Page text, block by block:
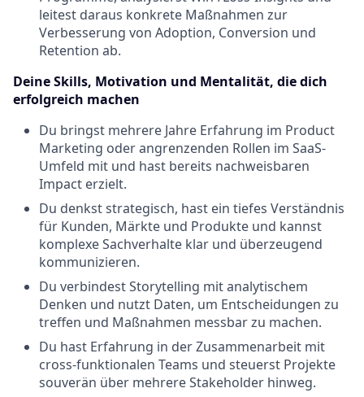
leitest daraus konkrete Maßnahmen zur
Verbesserung von Adoption, Conversion und
Retention ab.
Deine Skills, Motivation und Mentalität, die dich
erfolgreich machen
Du bringst mehrere Jahre Erfahrung im Product
Marketing oder angrenzenden Rollen im SaaS-
Umfeld mit und hast bereits nachweisbaren
Impact erzielt.
Du denkst strategisch, hast ein tiefes Verständnis
für Kunden, Märkte und Produkte und kannst
komplexe Sachverhalte klar und überzeugend
kommunizieren.
Du verbindest Storytelling mit analytischem
Denken und nutzt Daten, um Entscheidungen zu
treffen und Maßnahmen messbar zu machen.
Du hast Erfahrung in der Zusammenarbeit mit
cross-funktionalen Teams und steuerst Projekte
souverän über mehrere Stakeholder hinweg.